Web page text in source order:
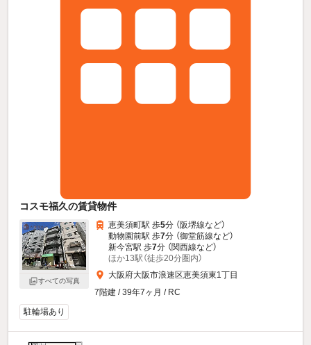
コスモ福久の賃貸物件
すべての写真
恵美須町駅 歩5分 （阪堺線など）
動物園前駅 歩7分 （御堂筋線など）
新今宮駅 歩7分 （関西線など）
ほか13駅（徒歩20分圏内）
大阪府大阪市浪速区恵美須東1丁目
7階建 / 39年7ヶ月 / RC
駐輪場あり